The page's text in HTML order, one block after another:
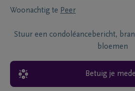
Woonachtig te Peer
Stuur een condoléancebericht,
bloemen
Betuig je